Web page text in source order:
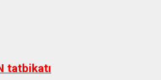
tatbikatı